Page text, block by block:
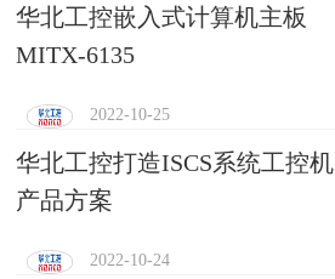
华北工控嵌入式计算机主板
MITX-6135
2022-10-25
华北工控打造ISCS系统工控机
产品方案
2022-10-24